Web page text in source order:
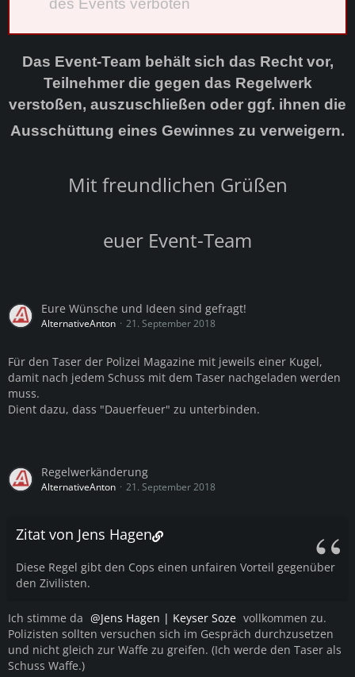
des Events verboten
Das Event-Team behält sich das Recht vor,
Teilnehmer die gegen das Regelwerk
verstoßen, auszuschließen oder ggf. ihnen die
Ausschüttung eines Gewinnes zu verweigern.
Mit freundlichen Grüßen
euer Event-Team
Eure Wünsche und Ideen sind gefragt!
AlternativeAnton 21. September 2018
Für den Taser der Polizei Magazine mit jeweils einer Kugel,
damit nach jedem Schuss mit dem Taser nachgeladen werden
muss.
Dient dazu, dass "Dauerfeuer" zu unterbinden.
Regelwerkänderung
AlternativeAnton 21. September 2018
Zitat von Jens Hagen
Diese Regel gibt den Cops einen unfairen Vorteil gegenüber
den Zivilisten.
Ich stimme da Jens Hagen | Keyser Soze vollkommen zu.
Polizisten sollten versuchen sich im Gespräch durchzusetzen
und nicht gleich zur Waffe zu greifen. (Ich werde den Taser als
Schuss Waffe.)